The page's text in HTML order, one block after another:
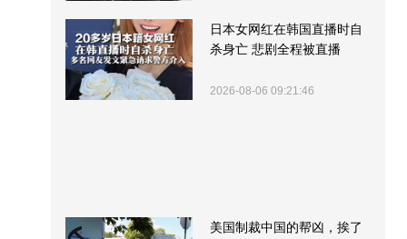
日本女网红在韩国直播时自
杀身亡 悲剧全程被直播
2026-08-06 09:21:46
美国制裁中国的帮凶，挨了